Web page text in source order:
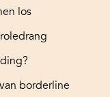
los
borderline